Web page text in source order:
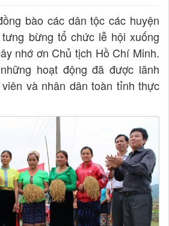
bào các dân tộc các huyện
bừng tổ chức lễ hội xuống
nhớ ơn Chủ tịch Hồ Chí Minh.
hoạt động đã được lãnh
và nhân dân toàn tỉnh thực